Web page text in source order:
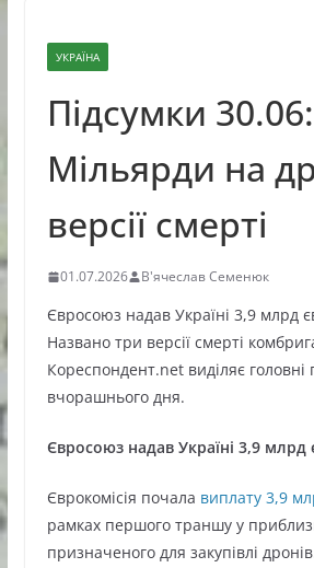
УКРАЇНА
Підсумки 30.06:
Мільярди на
версії смерті
01.07.2026 В'ячеслав Семенюк
Євросоюз надав Україні 3,9 млрд
Названо три версії смерті
Кореспондент.net виділяє головні
вчорашнього дня.
Євросоюз надав Україні 3,9
Єврокомісія почала виплату 3,9
рамках першого траншу у
призначеного для закупівлі